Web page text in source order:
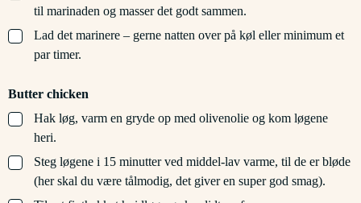
til marinaden og masser det godt sammen.
▢
Lad det marinere – gerne natten over på køl eller minimum et
par timer.
Butter chicken
▢
Hak løg, varm en gryde op med olivenolie og kom løgene
heri.
▢
Steg løgene i 15 minutter ved middel-lav varme, til de er bløde
(her skal du være tålmodig, det giver en super god smag).